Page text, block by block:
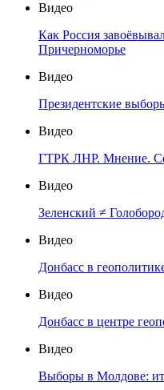
Видео
Как Россия
Причерноморье
Видео
Президентские
Видео
ГТРК ЛНР. Мнение.
Видео
Зеленский ≠
Видео
Донбасс в
Видео
Донбасс в центре
Видео
Выборы в Молдове: